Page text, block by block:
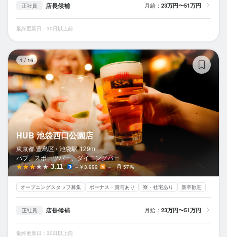
正社員 店長候補 月給： 23万円〜51万円
最終更新日：30日以上前
1 / 16
HUB 池袋西口公園店
東京都 豊島区 / 池袋駅 129m
パブ、スポーツバー、ダイニングバー
3.11 ～￥3,999 － 57席
オープニングスタッフ募集 ボーナス・賞与あり 寮・社宅あり 新卒歓迎
正社員 店長候補 月給： 23万円〜51万円
最終更新日：30日以上前